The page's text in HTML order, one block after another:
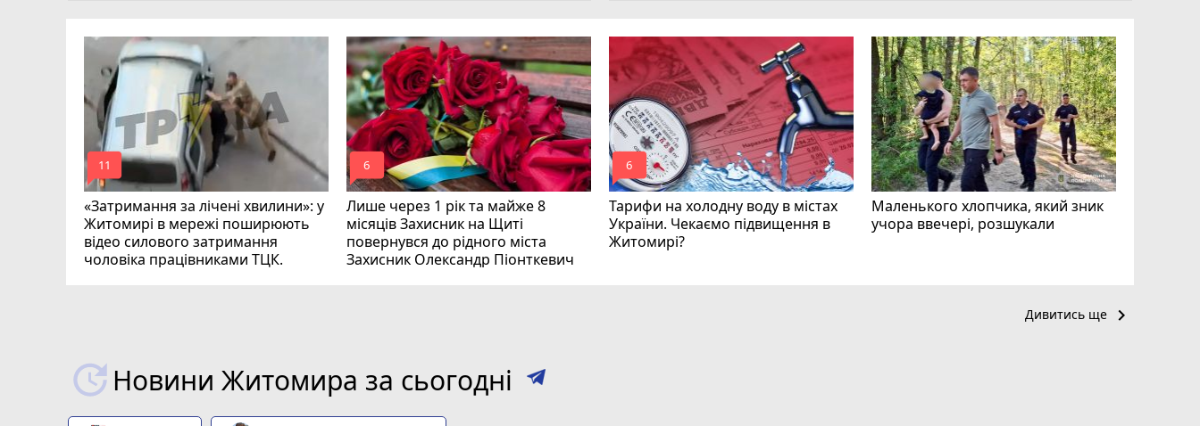
«Затримання за лічені хвилини»: у
Житомирі в мережі поширюють
відео силового затримання
чоловіка працівниками ТЦК.
mode_comment
11
Лише через 1 рік та майже 8
місяців Захисник на Щиті
повернувся до рідного міста
Захисник Олександр Піонткевич
mode_comment
6
Тарифи на холодну воду в містах
України. Чекаємо підвищення в
Житомирі?
mode_comment
6
Маленького хлопчика, який зник
учора ввечері, розшукали
Дивитись ще keyboard_arrow_right
Новини Житомира за сьогодні